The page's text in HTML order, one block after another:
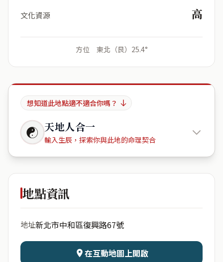
文化資源 高
方位 東北（艮）25.4°
想知道此地點適不適合你嗎？
☯ 天地人合一
輸入生辰，探索你與此地的命理契合
多倫多社
日期 出生時辰
地點資訊
地址新北市中和區復興路67號
在互動地圖上開啟